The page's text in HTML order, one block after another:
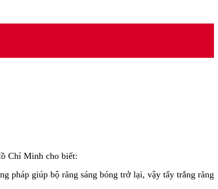
Chí Minh cho biết:
pháp giúp bộ răng sáng bóng trở lại, vậy tẩy trắng răng